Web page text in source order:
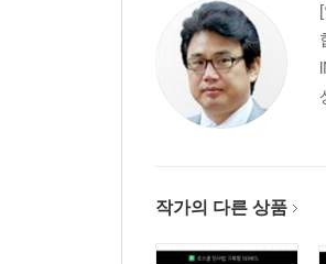
[제20회] 명시적 일부청구
[제21회] 소유권이전등기
[제22회] 처분권주의와 건
[제23회] 처분권주의와 장
[제24회] 변론주의와 간접적
[제27회] 소송상 상계권 행사
[제28회] 부제소특약의 허
작가의 다른 상품